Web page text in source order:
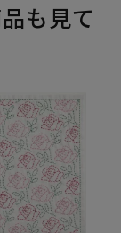
も見て